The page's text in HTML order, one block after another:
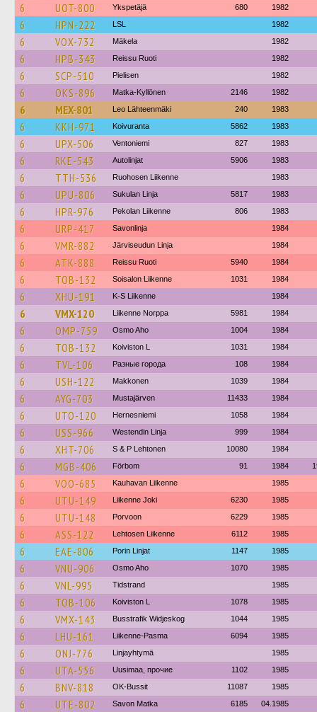
6 UOT-800 Ykspetäjä 680 1982
6 HPN-222 LSL 1982
6 VOX-732 Mäkela 1982
6 HPB-343 Reissu Ruoti 1982
6 SCP-510 Pielisen 1982
6 OKS-896 Matka-Kyllönen 2146 1982
6 MEX-801 Leo Lähteenmäki 240 1983
6 KKH-971 Koivuranta 5862 1983
6 UPX-506 Ventoniemi 827 1983
6 RKE-543 Autolinjat 5906 1983
6 TTH-536 Ruohosen Liikenne 1983
6 UPU-806 Sukulan Linja 5817 1983
6 HPR-976 Pekolan Liikenne 806 1983
6 URP-417 Savonlinja 1984
6 VMR-882 Järviseudun Linja 1984
6 ATK-888 Reissu Ruoti 5940 1984
6 TOB-132 Soisalon Liikenne 1031 1984
6 XHU-191 K-S Liikenne 1984
6 VMX-120 Liikenne Norppa 5981 1984
6 OMP-759 Osmo Aho 1004 1984
6 TOB-132 Koiviston L 1031 1984
6 TVL-106 Разные города 108 1984
6 USH-122 Makkonen 1039 1984
6 AYG-703 Mustajärven 11433 1984
6 UTO-120 Hernesniemi 1058 1984
6 USS-966 Westendin Linja 999 1984
6 XHT-706 S & P Lehtonen 10080 1984
6 MGB-406 Förbom 91 1984
6 VOO-685 Kauhavan Liikenne 1985
6 UTU-149 Liikenne Joki 6230 1985
6 UTU-148 Porvoon 6229 1985
6 ASS-122 Lehtosen Liikenne 6112 1985
6 EAE-806 Porin Linjat 1147 1985
6 VNU-906 Osmo Aho 1070 1985
6 VNL-995 Tidstrand 1985
6 TOB-106 Koiviston L 1078 1985
6 VMX-143 Busstrafik Widjeskog 1044 1985
6 LHU-161 Liikenne-Pasma 6094 1985
6 ONJ-776 Linjayhtymä 1985
6 UTA-556 Uusimaa, прочие 1102 1985
6 BNV-818 OK-Bussit 11087 1985
6 UTE-802 Savon Matka 6185 04.1985